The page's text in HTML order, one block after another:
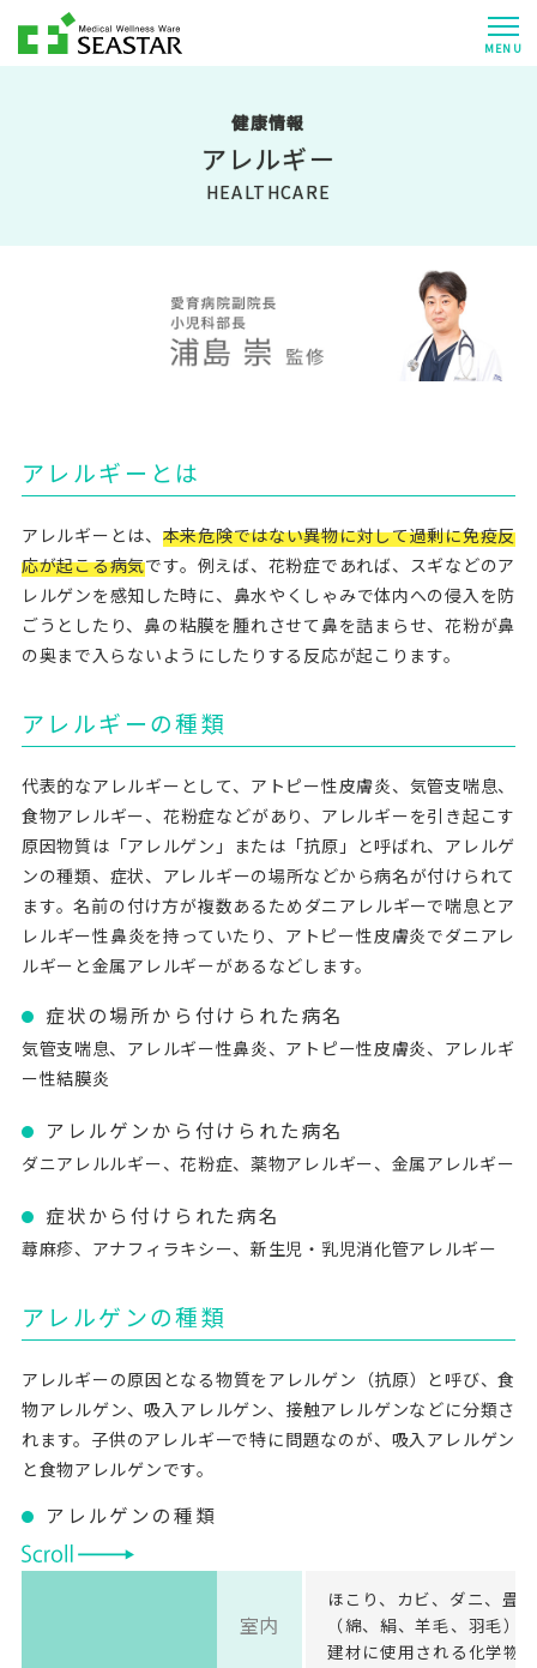
MENU
健康情報
アレルギー
HEALTHCARE
アレルギーとは
アレルギーとは、 本来危険ではない異物に対して過剰に免疫反
応が起こる病気です。例えば、花粉症であれば、スギなどのア
レルゲンを感知した時に、鼻水やくしゃみで体内への侵入を防
ごうとしたり、鼻の粘膜を腫れさせて鼻を詰まらせ、花粉が鼻
の奥まで入らないようにしたりする反応が起こります。
アレルギーの種類
代表的なアレルギーとして、アトピー性皮膚炎、気管支喘息、
食物アレルギー、花粉症などがあり、アレルギーを引き起こす
原因物質は「アレルゲン」または「抗原」と呼ばれ、アレルゲ
ンの種類、症状、アレルギーの場所などから病名が付けられて
ます。名前の付け方が複数あるためダニアレルギーで喘息とア
レルギー性鼻炎を持っていたり、アトピー性皮膚炎でダニアレ
ルギーと金属アレルギーがあるなどします。
症状の場所から付けられた病名
気管支喘息、アレルギー性鼻炎、アトピー性皮膚炎、アレルギ
ー性結膜炎
アレルゲンから付けられた病名
ダニアレルルギー、花粉症、薬物アレルギー、金属アレルギー
症状から付けられた病名
蕁麻疹、アナフィラキシー、新生児・乳児消化管アレルギー
アレルゲンの種類
アレルギーの原因となる物質をアレルゲン（抗原）と呼び、食
物アレルゲン、吸入アレルゲン、接触アレルゲンなどに分類さ
れます。子供のアレルギーで特に問題なのが、吸入アレルゲン
と食物アレルゲンです。
アレルゲンの種類
室内
ほこり、カビ、ダニ、畳
（綿、絹、羊毛、羽毛）
建材に使用される化学物